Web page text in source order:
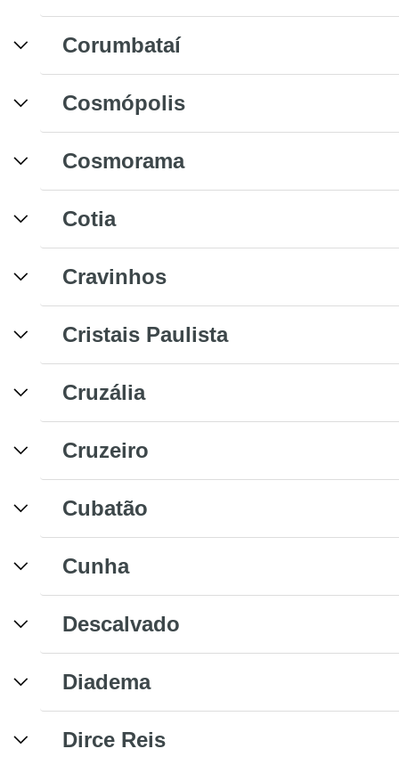
Corumbataí
Cosmópolis
Cosmorama
Cotia
Cravinhos
Cristais Paulista
Cruzália
Cruzeiro
Cubatão
Cunha
Descalvado
Diadema
Dirce Reis